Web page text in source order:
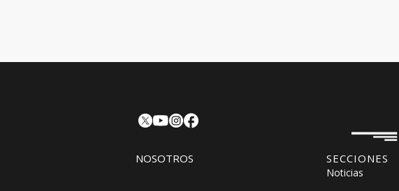
NOSOTROS SECCIONES
Noticias